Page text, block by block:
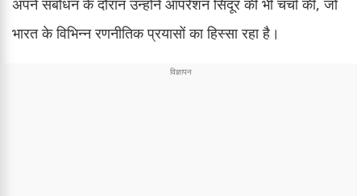
भारत के विभिन्न रणनीतिक प्रयासों का हिस्सा रहा है।